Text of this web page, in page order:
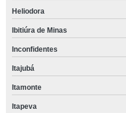
Heliodora
Ibitiúra de Minas
Inconfidentes
Itajubá
Itamonte
Itapeva